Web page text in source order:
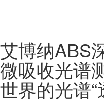
艾博纳ABS
微吸收光谱
世界的光谱“